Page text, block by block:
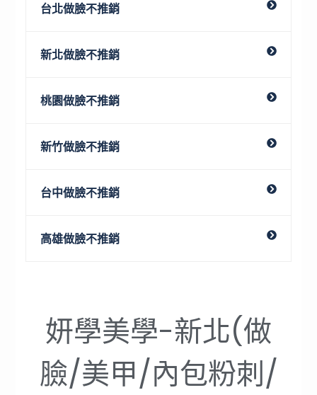
台北做臉不推銷
新北做臉不推銷
桃園做臉不推銷
新竹做臉不推銷
台中做臉不推銷
高雄做臉不推銷
妍學美學-新北(做
臉/美甲/內包粉刺/